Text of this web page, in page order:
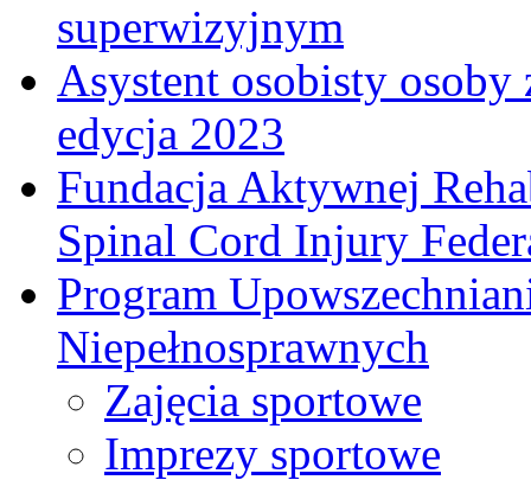
superwizyjnym
Asystent osobisty osoby
edycja 2023
Fundacja Aktywnej
Spinal Cord Injury
Program
Niepełnosprawnych
Zajęcia sportowe
Imprezy sportowe